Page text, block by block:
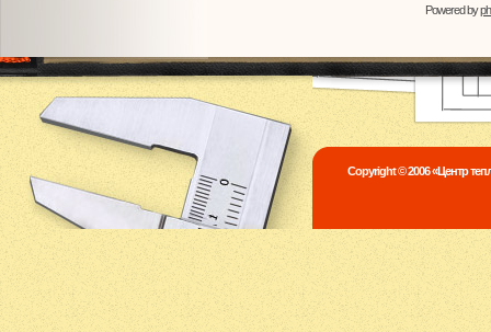
Powered by
Copyright © 2006 «Центр